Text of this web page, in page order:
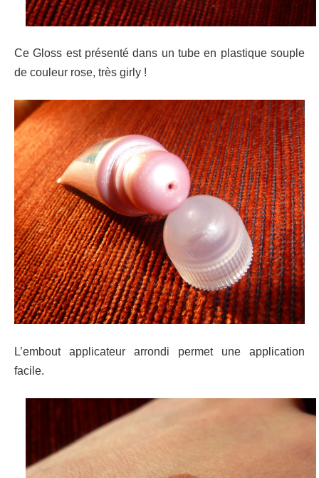
Ce Gloss est présenté dans un tube en plastique souple
de couleur rose, très girly !
L’embout applicateur arrondi permet une application
facile.